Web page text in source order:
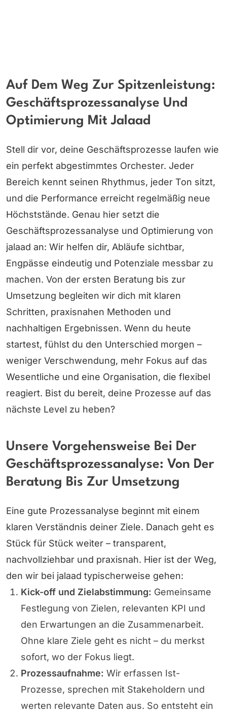
Auf Dem Weg Zur Spitzenleistung:
Geschäftsprozessanalyse Und
Optimierung Mit Jalaad
Stell dir vor, deine Geschäftsprozesse laufen wie
ein perfekt abgestimmtes Orchester. Jeder
Bereich kennt seinen Rhythmus, jeder Ton sitzt,
und die Performance erreicht regelmäßig neue
Höchststände. Genau hier setzt die
Geschäftsprozessanalyse und Optimierung von
jalaad an: Wir helfen dir, Abläufe sichtbar,
Engpässe eindeutig und Potenziale messbar zu
machen. Von der ersten Beratung bis zur
Umsetzung begleiten wir dich mit klaren
Schritten, praxisnahen Methoden und
nachhaltigen Ergebnissen. Wenn du heute
startest, fühlst du den Unterschied morgen –
weniger Verschwendung, mehr Fokus auf das
Wesentliche und eine Organisation, die flexibel
reagiert. Bist du bereit, deine Prozesse auf das
nächste Level zu heben?
Unsere Vorgehensweise Bei Der
Geschäftsprozessanalyse: Von Der
Beratung Bis Zur Umsetzung
Eine gute Prozessanalyse beginnt mit einem
klaren Verständnis deiner Ziele. Danach geht es
Stück für Stück weiter – transparent,
nachvollziehbar und praxisnah. Hier ist der Weg,
den wir bei jalaad typischerweise gehen:
Kick-off und Zielabstimmung: Gemeinsame
Festlegung von Zielen, relevanten KPI und
den Erwartungen an die Zusammenarbeit.
Ohne klare Ziele geht es nicht – du merkst
sofort, wo der Fokus liegt.
Prozessaufnahme: Wir erfassen Ist-
Prozesse, sprechen mit Stakeholdern und
werten relevante Daten aus. So entsteht ein